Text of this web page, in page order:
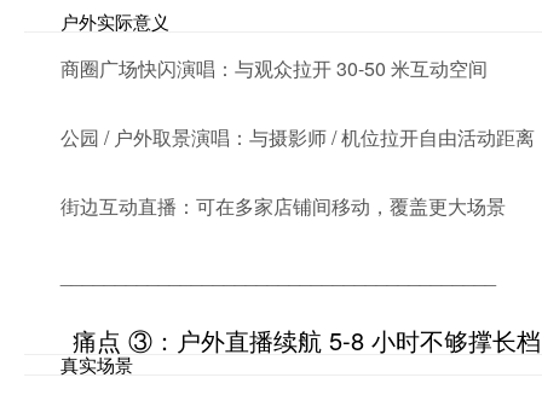
户外实际意义
商圈广场快闪演唱：与观众拉开 30-50 米互动空间
公园 / 户外取景演唱：与摄影师 / 机位拉开自由活动距离
街边互动直播：可在多家店铺间移动，覆盖更大场景
痛点 ③：户外直播续航 5-8 小时不够撑长
真实场景